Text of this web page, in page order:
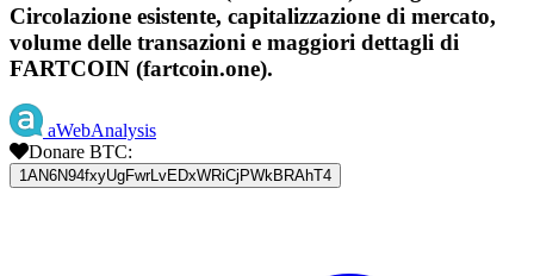
Circolazione esistente, capitalizzazione di mercato,
volume delle transazioni e maggiori dettagli di
FARTCOIN (fartcoin.one).
aWebAnalysis
Donare BTC:
1AN6N94fxyUgFwrLvEDxWRiCjPWkBRAhT4